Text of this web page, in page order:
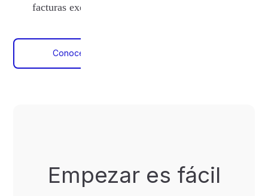
facturas exentas.
Conoce sobre boletas
Empezar es fácil